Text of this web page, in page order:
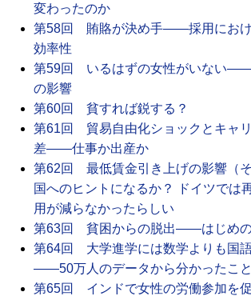
変わったのか
第58回 賄賂が決め手――採用におけ
効率性
第59回 いるはずの女性がいない――
の影響
第60回 貧すれば鋭する？
第61回 貿易自由化ショックとキャ
差――仕事か出産か
第62回 最低賃金引き上げの影響（
国へのヒントになるか？ ドイツでは
用が減らなかったらしい
第63回 貧困からの脱出――はじめの
第64回 大学進学には数学よりも国
――50万人のデータから分かったこと
第65回 インドで女性の労働参加を